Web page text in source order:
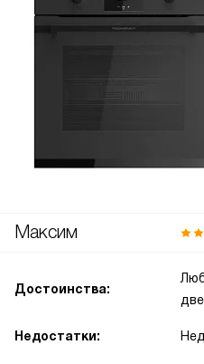
Максим
Достоинства:
Недостатки: